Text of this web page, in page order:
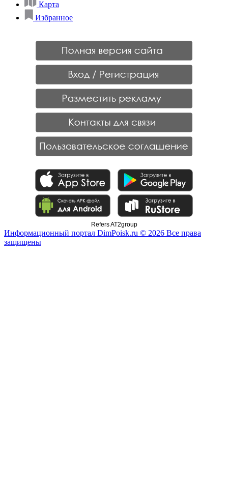
Карта
Избранное
Refers AT2group
Информационный портал DimPoisk.ru © 2026 Все права
защищены